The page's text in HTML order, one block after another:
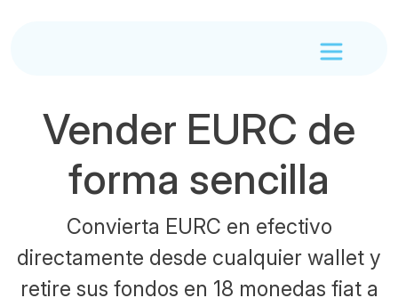
Vender EURC de
forma sencilla
Convierta EURC en efectivo
directamente desde cualquier wallet y
retire sus fondos en 18 monedas fiat a